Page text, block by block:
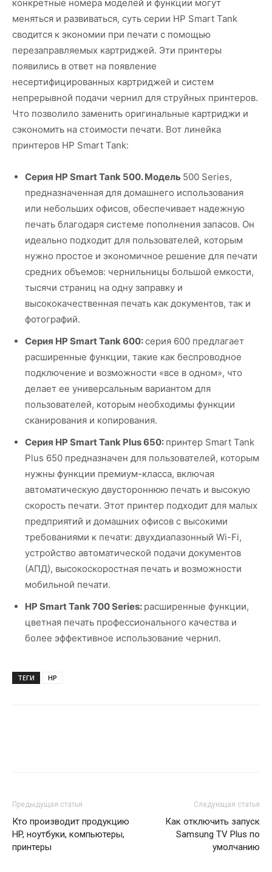
конкретные номера моделей и функции могут
меняться и развиваться, суть серии HP Smart Tank
сводится к экономии при печати с помощью
перезаправляемых картриджей. Эти принтеры
появились в ответ на появление
несертифицированных картриджей и систем
непрерывной подачи чернил для струйных принтеров.
Что позволило заменить оригинальные картриджи и
сэкономить на стоимости печати. Вот линейка
принтеров HP Smart Tank:
Серия HP Smart Tank 500. Модель 500 Series,
предназначенная для домашнего использования
или небольших офисов, обеспечивает надежную
печать благодаря системе пополнения запасов. Он
идеально подходит для пользователей, которым
нужно простое и экономичное решение для печати
средних объемов: чернильницы большой емкости,
тысячи страниц на одну заправку и
высококачественная печать как документов, так и
фотографий.
Серия HP Smart Tank 600:серия 600 предлагает
расширенные функции, такие как беспроводное
подключение и возможности «все в одном», что
делает ее универсальным вариантом для
пользователей, которым необходимы функции
сканирования и копирования.
Серия HP Smart Tank Plus 650: принтер Smart Tank
Plus 650 предназначен для пользователей, которым
нужны функции премиум-класса, включая
автоматическую двустороннюю печать и высокую
скорость печати. Этот принтер подходит для малых
предприятий и домашних офисов с высокими
требованиями к печати: двухдиапазонный Wi-Fi,
устройство автоматической подачи документов
(АПД), высокоскоростная печать и возможности
мобильной печати.
HP Smart Tank 700 Series: расширенные функции,
цветная печать профессионального качества и
более эффективное использование чернил.
ТЕГИ HP
Предыдущая статья
Кто производит продукцию
HP, ноутбуки, компьютеры,
принтеры
Следующая статья
Как отключить запуск
Samsung TV Plus по
умолчанию